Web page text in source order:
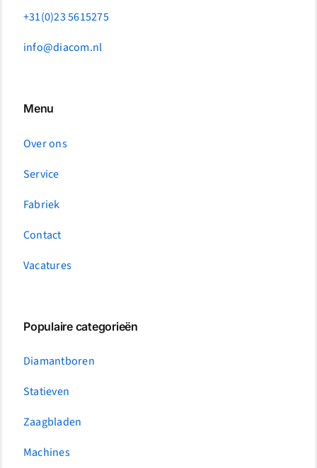
+31(0)23 5615275
info@diacom.nl
Menu
Over ons
Service
Fabriek
Contact
Vacatures
Populaire categorieën
Diamantboren
Statieven
Zaagbladen
Machines